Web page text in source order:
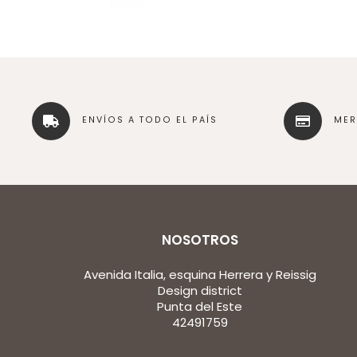
ENVÍOS A TODO EL PAÍS
NOSOTROS
Avenida Italia, esquina Herrera y Reissig
Design district
Punta del Este
42491759